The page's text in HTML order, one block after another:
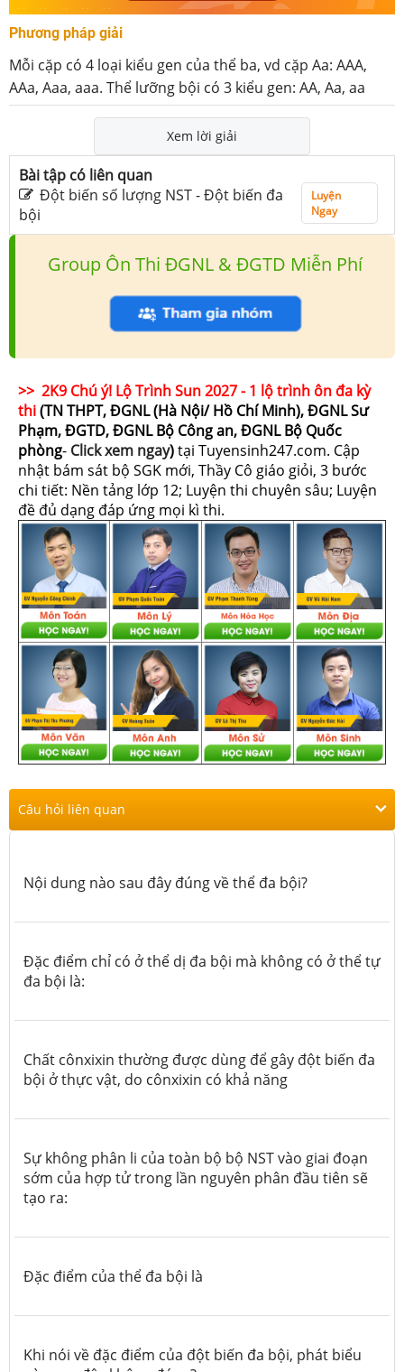
Phương pháp giải
Mỗi cặp có 4 loại kiểu gen của thể ba, vd cặp Aa: AAA,
AAa, Aaa, aaa. Thể lưỡng bội có 3 kiểu gen: AA, Aa, aa
Xem lời giải
Bài tập có liên quan
Đột biến số lượng NST - Đột biến đa
bội
Luyện
Ngay
Group Ôn Thi ĐGNL & ĐGTD Miễn Phí
>> 2K9 Chú ý! Lộ Trình Sun 2027 - 1 lộ trình ôn đa kỳ
thi(TN THPT, ĐGNL (Hà Nội/ Hồ Chí Minh), ĐGNL Sư
Phạm, ĐGTD, ĐGNL Bộ Công an, ĐGNL Bộ Quốc
phòng- Click xem ngay)tại Tuyensinh247.com. Cập
nhật bám sát bộ SGK mới, Thầy Cô giáo giỏi, 3 bước
chi tiết: Nền tảng lớp 12; Luyện thi chuyên sâu; Luyện
đề đủ dạng đáp ứng mọi kì thi.
Câu hỏi liên quan
Nội dung nào sau đây đúng về thể đa bội?
Đặc điểm chỉ có ở thể dị đa bội mà không có ở thể tự
đa bội là:
Chất cônxixin thường được dùng để gây đột biến đa
bội ở thực vật, do cônxixin có khả năng
Sự không phân li của toàn bộ bộ NST vào giai đoạn
sớm của hợp tử trong lần nguyên phân đầu tiên sẽ
tạo ra:
Đặc điểm của thể đa bội là
Khi nói về đặc điểm của đột biến đa bội, phát biểu